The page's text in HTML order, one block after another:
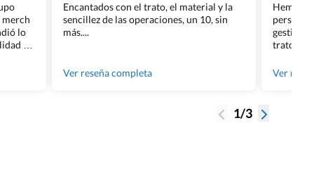
lo
de
Encantados con el trato, el material y la
sencillez de las operaciones, un 10, sin
más....
Ver reseña completa
Hemos
gestión
trato
gente
Ver
1/3